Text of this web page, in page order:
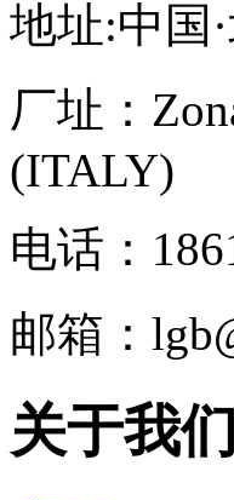
地址:中国
厂址：
(ITALY)
电话：
邮箱：
关于我们